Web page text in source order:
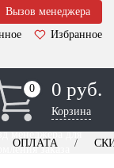
Вызов менеджера
Избранное
0
0 0 руб.
Корзина
менеджера для
заказа
ОПЛАТА